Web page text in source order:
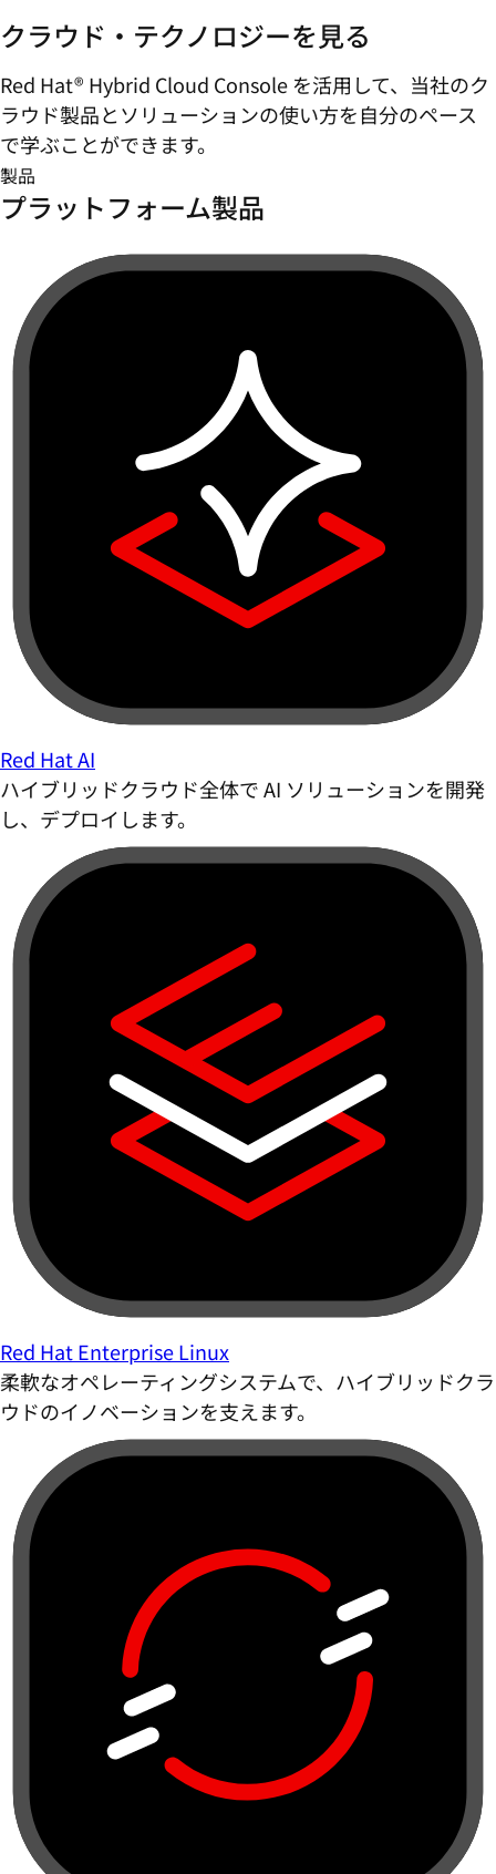
クラウド・テクノロジーを見る
Red Hat® Hybrid Cloud Console を活用して、当社のク
ラウド製品とソリューションの使い方を自分のペース
で学ぶことができます。
製品
プラットフォーム製品
Red Hat AI
ハイブリッドクラウド全体で AI ソリューションを開発
し、デプロイします。
Red Hat Enterprise Linux
柔軟なオペレーティングシステムで、ハイブリッドクラ
ウドのイノベーションを支えます。